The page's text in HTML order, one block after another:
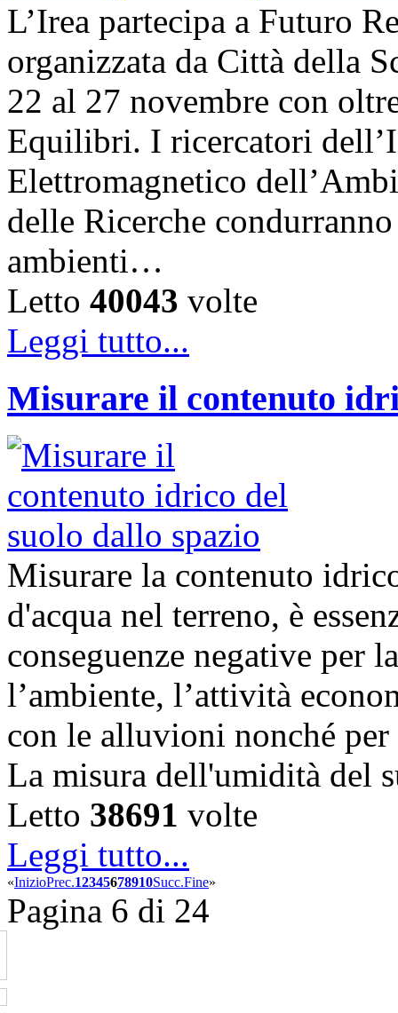
L’Irea partecipa a Futuro
organizzata da Città della
22 al 27 novembre con
Equilibri. I ricercatori
Elettromagnetico
delle Ricerche
ambienti…
Letto 40043 volte
Leggi tutto...
Misurare il contenuto
Misurare la contenuto
d'acqua nel terreno, è
conseguenze negative per
l’ambiente, l’attività
con le alluvioni nonché
La misura dell'umidità del
Letto 38691 volte
Leggi tutto...
«InizioPrec.12345678910Succ.Fine»
Pagina 6 di 24